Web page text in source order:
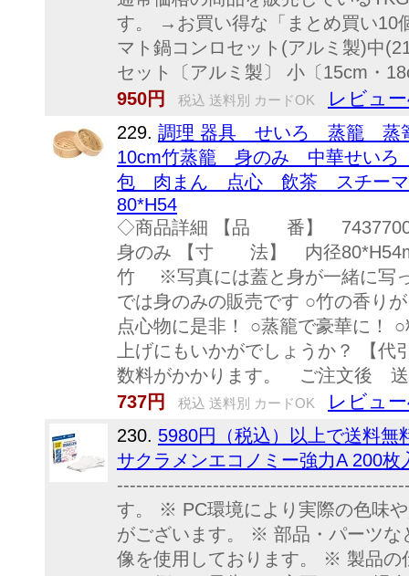
す。 →お買い得な「まとめ買い10
マト鍋コンロセット(アルミ製)中
セット〔アルミ製〕 小〔15cm・
950円
税込 送料別 カードOK レビュ
229. 調理 器具 せいろ 蒸籠 蒸
10cm竹蒸籠 身のみ 中華せい
包 肉まん 点心 飲茶 スチー
80*H54
◇商品詳細 【品 番】
身のみ 【寸 法】 内径
竹 ※写真には蓋と身が一緒に写
では身のみの販売です ○竹の香り
点心物に是非！ ○蒸籠で豪華に！
上げにもいかがでしょうか？ 【
数料がかかります。 ご注文後 送
737円
税込 送料別 カードOK レビュ
230. 5980円（税込）以上で送料無
サクラメンエコノミー強力A 200枚
す。 ※ PC環境により実際の色味
がございます。 ※ 部品・パーツな
像を使用しております。 ※ 製品の